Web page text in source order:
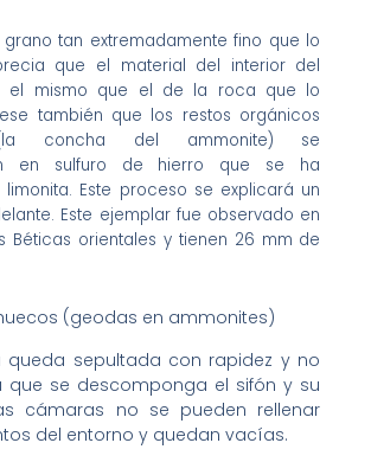
grano tan extremadamente fino que lo
que el material del interior del
el mismo que el de la roca que lo
también que los restos orgánicos
concha del ammonite) se
en sulfuro de hierro que se ha
Este proceso se explicará un
Este ejemplar fue observado en
Béticas orientales y tienen 26 mm de
(geodas en ammonites)
queda sepultada con rapidez y no
se descomponga el sifón y su
cámaras no se pueden rellenar
del entorno y quedan vacías.